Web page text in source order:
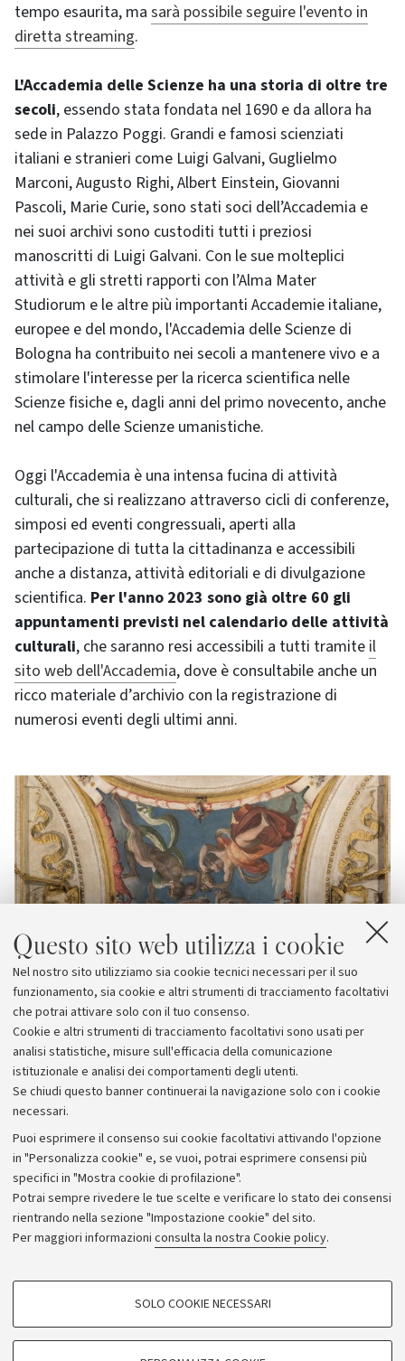
Questo sito web utilizza i cookie
Nel nostro sito utilizziamo sia cookie tecnici necessari per il suo
funzionamento, sia cookie e altri strumenti di tracciamento facoltativi
che potrai attivare solo con il tuo consenso.
Cookie e altri strumenti di tracciamento facoltativi sono usati per
analisi statistiche, misure sull'efficacia della comunicazione
istituzionale e analisi dei comportamenti degli utenti.
Se chiudi questo banner continuerai la navigazione solo con i cookie
necessari.
Puoi esprimere il consenso sui cookie facoltativi attivando l'opzione
in "Personalizza cookie" e, se vuoi, potrai esprimere consensi più
specifici in "Mostra cookie di profilazione".
Potrai sempre rivedere le tue scelte e verificare lo stato dei consensi
rientrando nella sezione "Impostazione cookie" del sito.
Per maggiori informazioni consulta la nostra Cookie policy.
COOKIE DI PROFILAZIONE - FACOLTATIVI
SOLO COOKIE NECESSARI
tempo esaurita, ma sarà possibile seguire l'evento in
diretta streaming.
L'Accademia delle Scienze ha una storia di oltre tre
secoli, essendo stata fondata nel 1690 e da allora ha
sede in Palazzo Poggi. Grandi e famosi scienziati
italiani e stranieri come Luigi Galvani, Guglielmo
Marconi, Augusto Righi, Albert Einstein, Giovanni
Pascoli, Marie Curie, sono stati soci dell’Accademia e
nei suoi archivi sono custoditi tutti i preziosi
manoscritti di Luigi Galvani. Con le sue molteplici
attività e gli stretti rapporti con l’Alma Mater
Studiorum e le altre più importanti Accademie italiane,
europee e del mondo, l'Accademia delle Scienze di
Bologna ha contribuito nei secoli a mantenere vivo e a
stimolare l'interesse per la ricerca scientifica nelle
Scienze fisiche e, dagli anni del primo novecento, anche
nel campo delle Scienze umanistiche.
Oggi l'Accademia è una intensa fucina di attività
culturali, che si realizzano attraverso cicli di conferenze,
simposi ed eventi congressuali, aperti alla
partecipazione di tutta la cittadinanza e accessibili
anche a distanza, attività editoriali e di divulgazione
scientifica. Per l'anno 2023 sono già oltre 60 gli
appuntamenti previsti nel calendario delle attività
culturali, che saranno resi accessibili a tutti tramite il
sito web dell'Accademia, dove è consultabile anche un
ricco materiale d’archivio con la registrazione di
numerosi eventi degli ultimi anni.
Archivio
Comunicati stampa
Redazione
Rassegna stampa